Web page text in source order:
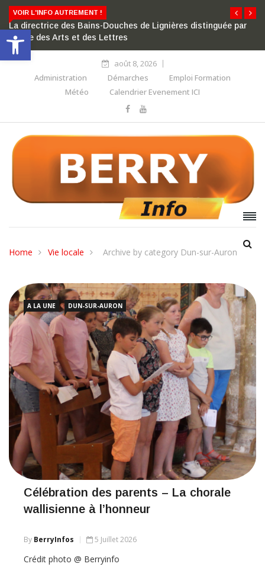
Ouvrir la barre d’outils
VOIR L'INFO AUTREMENT !
La directrice des Bains-Douches de Lignières distinguée par
l’ordre des Arts et des Lettres
août 8, 2026
Administration
Démarches
Emploi Formation
Météo
Calendrier Evenement ICI
Home Vie locale Archive by category Dun-sur-Auron
A LA UNE DUN-SUR-AURON
Célébration des parents – La chorale
wallisienne à l’honneur
By BerryInfos 5 Juillet 2026
Crédit photo @ Berryinfo